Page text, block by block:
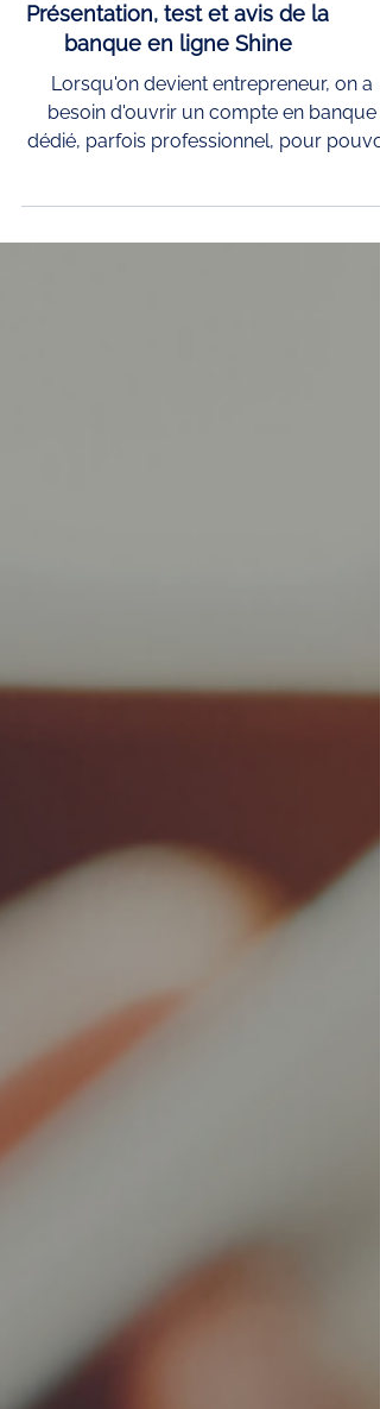
ENTREPRISE
Présentation, test et avis de la
banque en ligne Shine
Lorsqu'on devient entrepreneur, on a
besoin d'ouvrir un compte en banque